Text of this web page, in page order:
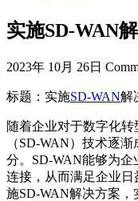
实施SD-WAN
2023年 10月 26日
标题：实施SD-WAN解
随着企业对于数字化
（SD-WAN）技术逐
分。SD-WAN能够为
连接，从而满足企业
施SD-WAN解决方案